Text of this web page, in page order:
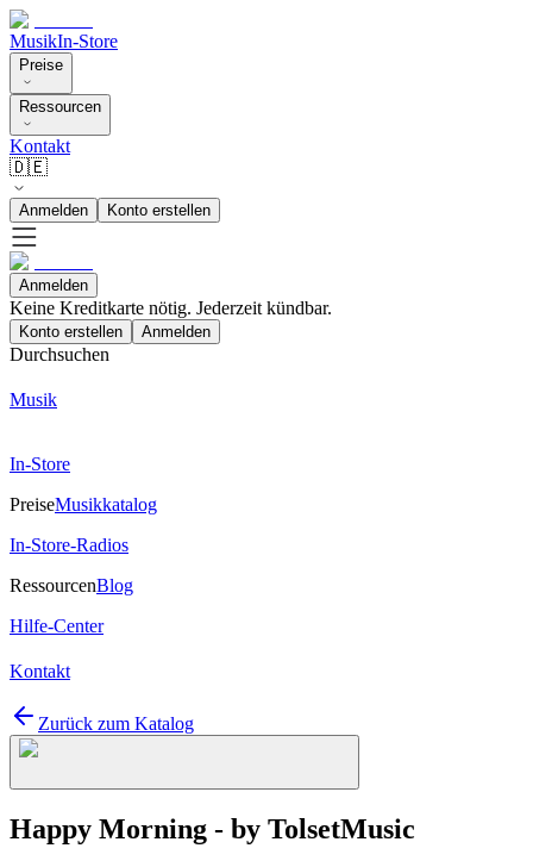
MusikIn-Store
Preise
Ressourcen
Kontakt
🇩🇪
Anmelden Konto erstellen
Anmelden
Keine Kreditkarte nötig. Jederzeit kündbar.
Konto erstellen Anmelden
Durchsuchen
Musik
In-Store
PreiseMusikkatalog
In-Store-Radios
RessourcenBlog
Hilfe-Center
Kontakt
Zurück zum Katalog
Happy Morning - by TolsetMusic